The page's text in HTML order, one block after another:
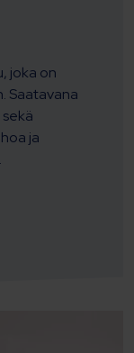
joka on
Saatavana
ja